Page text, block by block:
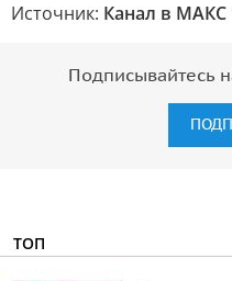
Источник: Канал в
Подписывайтесь
ТОП